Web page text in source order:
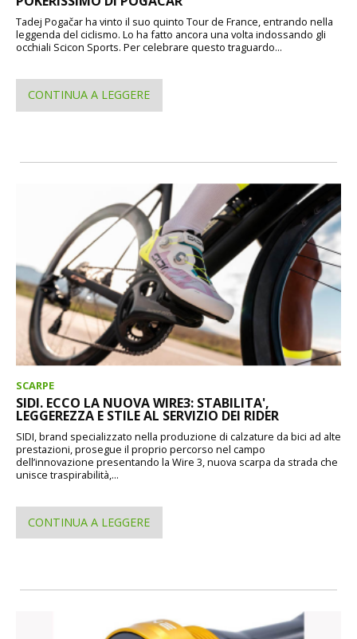
Tadej Pogačar ha vinto il suo quinto Tour de France, entrando nella
leggenda del ciclismo. Lo ha fatto ancora una volta indossando gli
occhiali Scicon Sports. Per celebrare questo traguardo...
CONTINUA A LEGGERE
SCARPE
SIDI. ECCO LA NUOVA WIRE3: STABILITA',
LEGGEREZZA E STILE AL SERVIZIO DEI RIDER
SIDI, brand specializzato nella produzione di calzature da bici ad alte
prestazioni, prosegue il proprio percorso nel campo
dell’innovazione presentando la Wire 3, nuova scarpa da strada che
unisce traspirabilità,...
CONTINUA A LEGGERE